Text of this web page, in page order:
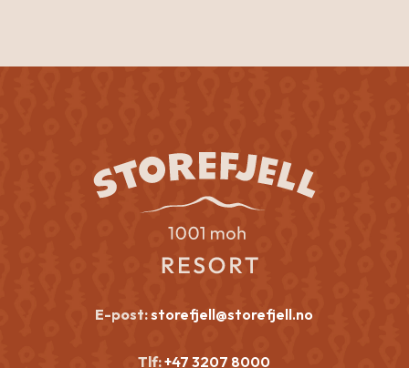
E-post:storefjell@storefjell.no
Tlf:+47 3207 8000